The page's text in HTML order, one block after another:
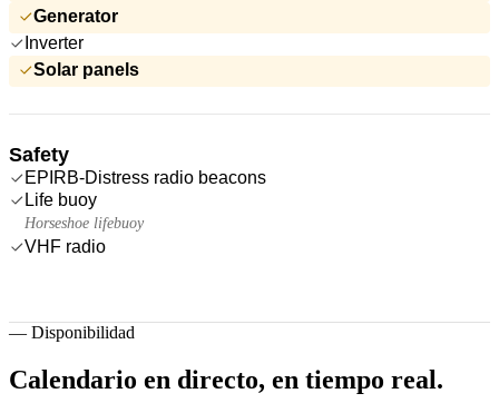
Generator
Inverter
Solar panels
Safety
EPIRB-Distress radio beacons
Life buoy
Horseshoe lifebuoy
VHF radio
— Disponibilidad
Calendario en directo, en tiempo real.